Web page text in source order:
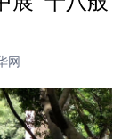
体育
网